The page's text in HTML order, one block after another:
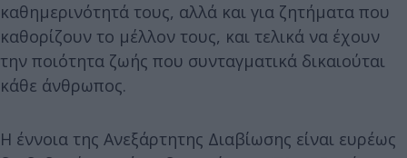
καθημερινότητά τους, αλλά και για ζητήματα που
καθορίζουν το μέλλον τους, και τελικά να έχουν
την ποιότητα ζωής που συνταγματικά δικαιούται
κάθε άνθρωπος.
Η έννοια της Ανεξάρτητης Διαβίωσης είναι ευρέως